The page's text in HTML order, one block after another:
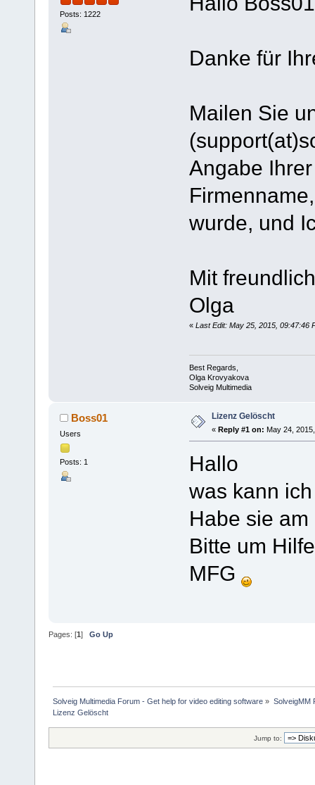
Posts: 1222
Danke für
Mailen Sie
Angabe
wurde, und
Mit
Olga
« Last Edit: May 25, 2015, 09:47:46
Best Regards,
Olga Krovyakova
Solveig Multimedia
Boss01
Users
Posts: 1
Lizenz Gelöscht
« Reply #1 on: May 24,
Hallo
was kann
Habe sie
Bitte um
MFG
Pages: [1] Go Up
Solveig Multimedia Forum - Get help for video editing software » SolveigMM
Lizenz Gelöscht
Jump to: